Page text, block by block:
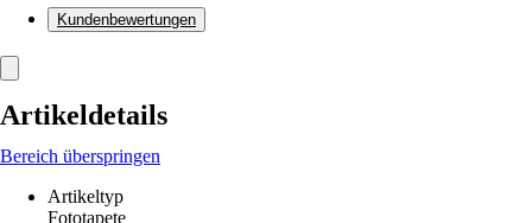
Kundenbewertungen
Artikeldetails
Bereich überspringen
Artikeltyp
Fototapete